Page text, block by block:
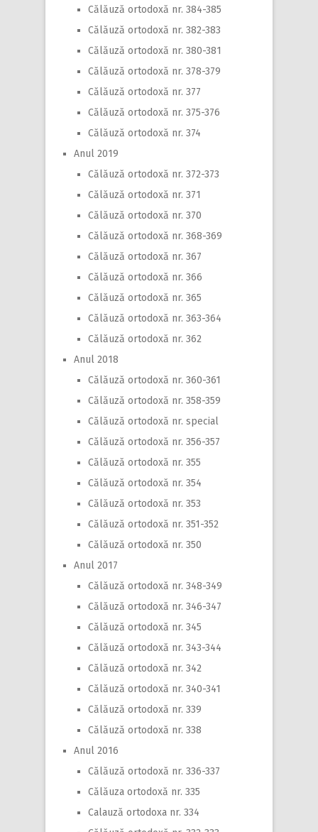
Călăuză ortodoxă nr. 384-385
Călăuză ortodoxă nr. 382-383
Călăuză ortodoxă nr. 380-381
Călăuză ortodoxă nr. 378-379
Călăuză ortodoxă nr. 377
Călăuză ortodoxă nr. 375-376
Călăuză ortodoxă nr. 374
Anul 2019
Călăuză ortodoxă nr. 372-373
Călăuză ortodoxă nr. 371
Călăuză ortodoxă nr. 370
Călăuză ortodoxă nr. 368-369
Călăuză ortodoxă nr. 367
Călăuză ortodoxă nr. 366
Călăuză ortodoxă nr. 365
Călăuză ortodoxă nr. 363-364
Călăuză ortodoxă nr. 362
Anul 2018
Călăuză ortodoxă nr. 360-361
Călăuză ortodoxă nr. 358-359
Călăuză ortodoxă nr. special
Călăuză ortodoxă nr. 356-357
Călăuză ortodoxă nr. 355
Călăuză ortodoxă nr. 354
Călăuză ortodoxă nr. 353
Călăuză ortodoxă nr. 351-352
Călăuză ortodoxă nr. 350
Anul 2017
Călăuză ortodoxă nr. 348-349
Călăuză ortodoxă nr. 346-347
Călăuză ortodoxă nr. 345
Călăuză ortodoxă nr. 343-344
Călăuză ortodoxă nr. 342
Călăuză ortodoxă nr. 340-341
Călăuză ortodoxă nr. 339
Călăuză ortodoxă nr. 338
Anul 2016
Călăuză ortodoxă nr. 336-337
Călăuza ortodoxă nr. 335
Calauză ortodoxa nr. 334